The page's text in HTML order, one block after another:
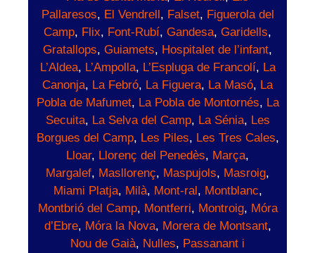
Pallaresos, El Vendrell, Falset, Figuerola del
Camp, Flix, Font-Rubí, Gandesa, Garidells,
Gratallops, Guiamets, Hospitalet de l’infant,
L’Aldea, L’Ampolla, L’Espluga de Francolí, La
Canonja, La Febró, La Figuera, La Masó, La
Pobla de Mafumet, La Pobla de Montornés, La
Secuita, La Selva del Camp, La Sénia, Les
Borgues del Camp, Les Piles, Les Tres Cales,
Lloar, Llorenç del Penedès, Marça,
Margalef, Masllorenç, Maspujols, Masroig,
Miami Platja, Milà, Mont-ral, Montblanc,
Montbrió del Camp, Montferri, Montroig, Móra
d’Ebre, Móra la Nova, Morera de Montsant,
Nou de Gaià, Nulles, Passanant i